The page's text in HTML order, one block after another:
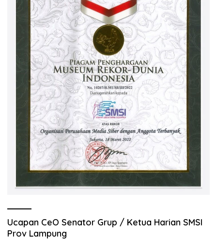
Ucapan CeO Senator Grup / Ketua Harian SMSI
Prov Lampung